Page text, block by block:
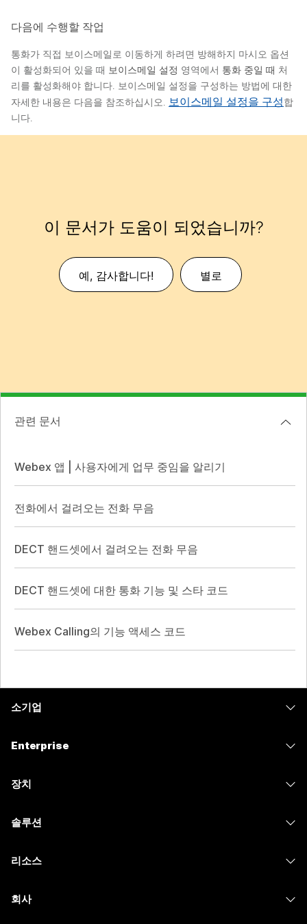
다음에 수행할 작업
통화가 직접 보이스메일로 이동하게 하려면 방해하지 마시오 옵션
이 활성화되어 있을 때 보이스메일 설정 영역에서 통화 중일 때 처
리를 활성화해야 합니다. 보이스메일 설정을 구성하는 방법에 대한
자세한 내용은 다음을 참조하십시오. 보이스메일 설정을 구성합
니다.
이 문서가 도움이 되었습니까?
예, 감사합니다! 별로
관련 문서
Webex 앱 | 사용자에게 업무 중임을 알리기
전화에서 걸려오는 전화 무음
DECT 핸드셋에서 걸려오는 전화 무음
DECT 핸드셋에 대한 통화 기능 및 스타 코드
Webex Calling의 기능 액세스 코드
소기업
Enterprise
장치
솔루션
리소스
회사